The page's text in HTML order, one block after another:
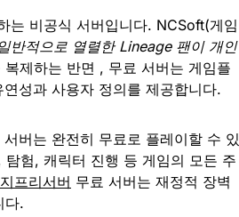
는 비공식 서버입니다. NCSoft(게임
반적으로 열렬한 Lineage 팬이 개인
제하는 반면 , 무료 서버는 게임플
성과 사용자 정의를 제공합니다.
버는 완전히 무료로 플레이할 수 있
험, 캐릭터 진행 등 게임의 모든 주
프리서버 무료 서버는 재정적 장벽
다.